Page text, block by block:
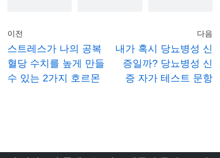
이전
스트레스가 나의 공복
혈당 수치를 높게 만들
수 있는 2가지 호르몬
다음
내가 혹시 당뇨병성 신
증일까? 당뇨병성 신
증 자가 테스트 문항